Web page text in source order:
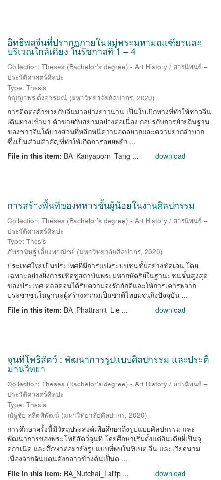
อิทธิพลจีนที่ปรากฏภายในหมู่พระมหามณเฑียรและ
บริเวณใกล้เคียง ในรัชกาลที่ 1 – 4
Collection: Theses (Bachelor's degree) - Art History / สารนิพนธ์ –
ประวัติศาสตร์ศิลปะ
Type: Thesis
กัญญาพร ตั้งอารมณ์ (มหาวิทยาลัยศิลปากร, 2020)
การติดต่อค้าขายกับจีนมาอย่างยาวนาน เป็นใบเบิกทางที่ทำให้ชาวจีน
เดินทางเข้ามา ค้าขายกับสยามอย่างต่อเนื่อง กอปรกับการย้ายถิ่นฐาน
ของชาวจีนใต้บางส่วนที่หลีกหนีความอดอยากและความยากลำบาก
ซึ่งเป็นส่วนสำคัญที่ทำให้เกิดการอพยพย้า ...
File in this item: BA_Kanyaporn_Tang ... download
การสร้างพื้นที่ของทหารชั้นผู้น้อยในงานศิลปกรรม
Collection: Theses (Bachelor's degree) - Art History / สารนิพนธ์ –
ประวัติศาสตร์ศิลปะ
Type: Thesis
ภัทรานิษฐ์ เลี้ยงพาณิชย์ (มหาวิทยาลัยศิลปากร, 2020)
ประเทศไทยเป็นประเทศที่มีการแบ่งระบบชนชั้นอย่างชัดเจน โดย
เฉพาะอย่างยิ่งการเชิดชูสถาบันพระมหากษัตริย์ในฐานะชนชั้นสูงสุด
ของประเทศ ตลอดจนได้รับความจงรักภักดีและให้การเคารพจาก
ประชาชนในฐานะผู้สร้างความเป็นชาติไทยมจนถึงปัจจุบัน ...
File in this item: BA_Phattranit_Lie ... download
จุนทีโพธิสัตว์ : พัฒนาการรูปแบบศิลปกรรม และประติ
มานวิทยา
Collection: Theses (Bachelor's degree) - Art History / สารนิพนธ์ –
ประวัติศาสตร์ศิลปะ
Type: Thesis
ณัฐชัย ลลิตพิพัฒน์ (มหาวิทยาลัยศิลปากร, 2020)
การศึกษาครั้งนี้มีวัตถุประสงค์เพื่อศึกษาถึงรูปแบบศิลปกรรม และ
พัฒนาการของพระโพธิสัตว์จุนที โดยศึกษาเริ่มตั้งแต่อินเดียที่เป็นจุ
ดกาเนิด และศึกษาต่อมายังรูปแบบที่พบในทิเบต จีน และเวียดนาม
เนื่องจากดินแดนดังกล่าวข้างต้นเป็นด ...
File in this item: BA_Nutchai_Lalitp ... download